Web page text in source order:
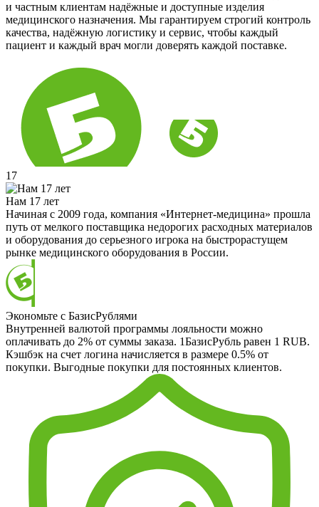
и частным клиентам надёжные и доступные изделия
медицинского назначения. Мы гарантируем строгий контроль
качества, надёжную логистику и сервис, чтобы каждый
пациент и каждый врач могли доверять каждой поставке.
17
Нам 17 лет
Начиная с 2009 года, компания «Интернет-медицина» прошла
путь от мелкого поставщика недорогих расходных материалов
и оборудования до серьезного игрока на быстрорастущем
рынке медицинского оборудования в России.
Экономьте с БазисРублями
Внутренней валютой программы лояльности можно
оплачивать до 2% от суммы заказа. 1БазисРубль равен 1 RUB.
Кэшбэк на счет логина начисляется в размере 0.5% от
покупки. Выгодные покупки для постоянных клиентов.